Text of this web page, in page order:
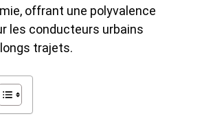
offrant une polyvalence
les conducteurs urbains
trajets.